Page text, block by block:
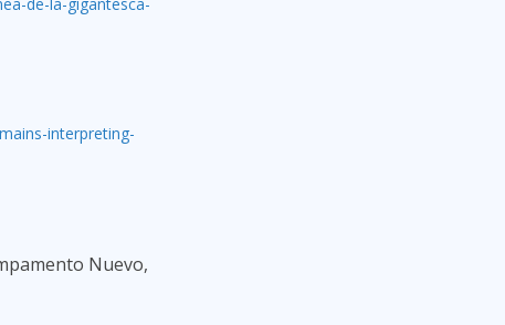
interpreting-
Nuevo,